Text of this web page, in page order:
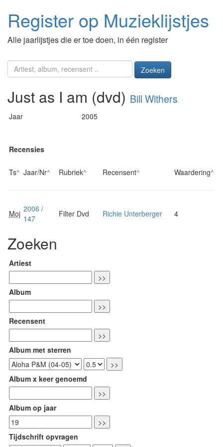
Register op Muzieklijstjes
Alle jaarlijstjes die er toe doen, in één register
Zoeken
Just as I am (dvd) Bill Withers
Jaar 2005
Recensies
Ts^ Jaar/Nr^ Rubriek^ Recensent^ Waardering^
Moj 2006 /
147
Filter Dvd Richie Unterberger 4
Zoeken
Artiest
Album
Recensent
Album met sterren
Album x keer genoemd
Album op jaar
Tijdschrift opvragen